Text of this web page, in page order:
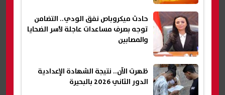
حادث ميكروباص نفق الودي.. التضامن
توجه بصرف مساعدات عاجلة لأسر الضحايا
والمصابين
ظهرت الآن.. نتيجة الشهادة الإعدادية
الدور الثاني 2026 بالبحيرة